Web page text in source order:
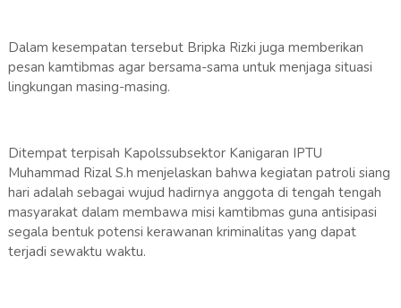
Dalam kesempatan tersebut Bripka Rizki juga memberikan
pesan kamtibmas agar bersama-sama untuk menjaga situasi
lingkungan masing-masing.
Ditempat terpisah Kapolssubsektor Kanigaran IPTU
Muhammad Rizal S.h menjelaskan bahwa kegiatan patroli siang
hari adalah sebagai wujud hadirnya anggota di tengah tengah
masyarakat dalam membawa misi kamtibmas guna antisipasi
segala bentuk potensi kerawanan kriminalitas yang dapat
terjadi sewaktu waktu.